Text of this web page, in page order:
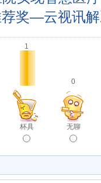
奖—云视讯
1
杯具
0
无聊